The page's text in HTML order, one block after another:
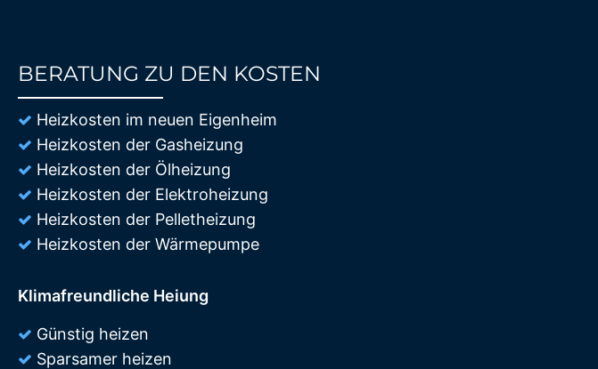
BERATUNG ZU DEN KOSTEN
Heizkosten im neuen Eigenheim
Heizkosten der Gasheizung
Heizkosten der Ölheizung
Heizkosten der Elektroheizung
Heizkosten der Pelletheizung
Heizkosten der Wärmepumpe
Klimafreundliche Heiung
Günstig heizen
Sparsamer heizen